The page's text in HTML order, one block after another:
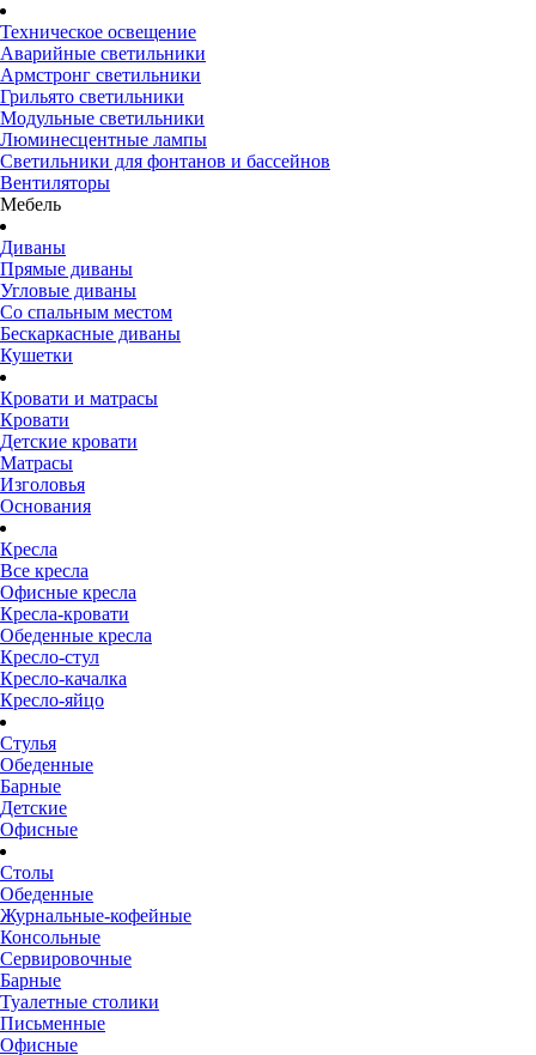
Техническое освещение
Аварийные светильники
Армстронг светильники
Грильято светильники
Модульные светильники
Люминесцентные лампы
Светильники для фонтанов и бассейнов
Вентиляторы
Мебель
Диваны
Прямые диваны
Угловые диваны
Со спальным местом
Бескаркасные диваны
Кушетки
Кровати и матрасы
Кровати
Детские кровати
Матрасы
Изголовья
Основания
Кресла
Все кресла
Офисные кресла
Кресла-кровати
Обеденные кресла
Кресло-стул
Кресло-качалка
Кресло-яйцо
Стулья
Обеденные
Барные
Детские
Офисные
Столы
Обеденные
Журнальные-кофейные
Консольные
Сервировочные
Барные
Туалетные столики
Письменные
Офисные